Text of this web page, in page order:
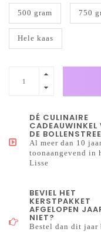
500 gram 750
Hele kaas
DÉ CULINAIRE
CADEAUWINKEL
DE
Al meer dan 10
toonaangevend in
Lisse
BEVIEL HET
KERSTPAKKET
AFGELOPEN
NIET?
Bestel dan dit jaar